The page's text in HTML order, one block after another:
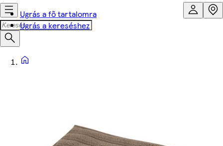
Ugrás a fő tartalomra
Ugrás a kereséshez